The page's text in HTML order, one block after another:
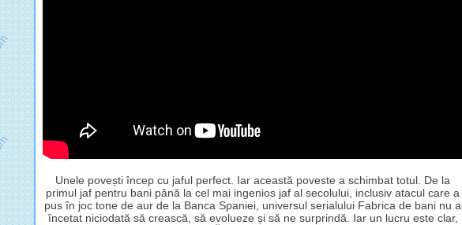
Unele povești încep cu jaful perfect. Iar această poveste a schimbat totul. De la
primul jaf pentru bani până la cel mai ingenios jaf al secolului, inclusiv atacul care a
pus în joc tone de aur de la Banca Spaniei, universul serialului Fabrica de bani nu a
încetat niciodată să crească, să evolueze și să ne surprindă. Iar un lucru este clar,